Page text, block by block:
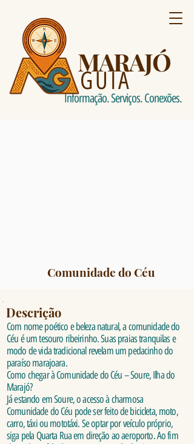
MARAJÓ
GUIA
Informação. Serviços. Conexões.
Comunidade do Céu
Descrição
Com nome poético e beleza natural, a comunidade do
Céu é um tesouro ribeirinho. Suas praias tranquilas e
modo de vida tradicional revelam um pedacinho do
paraíso marajoara.
Como chegar à Comunidade do Céu – Soure, Ilha do
Marajó?
Já estando em Soure, o acesso à charmosa
Comunidade do Céu pode ser feito de bicicleta, moto,
carro, táxi ou mototáxi. Se optar por veículo próprio,
siga pela Quarta Rua em direção ao aeroporto. Ao fim